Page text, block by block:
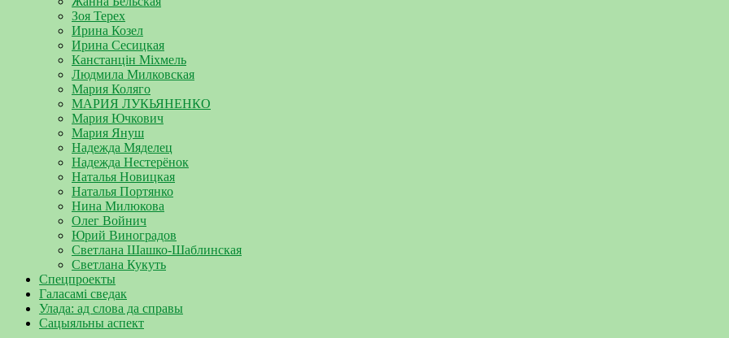
Зоя Терех
Ирина Козел
Ирина Сесицкая
Канстанцін Міхмель
Людмила Милковская
Мария Коляго
МАРИЯ ЛУКЬЯНЕНКО
Мария Ючкович
Мария Януш
Надежда Мяделец
Надежда Нестерёнок
Наталья Новицкая
Наталья Портянко
Нина Милюкова
Олег Войнич
Юрий Виноградов
Светлана Шашко-Шаблинская
Светлана Кукуть
Спецпроекты
Галасамі сведак
Улада: ад слова да справы
Сацыяльны аспект